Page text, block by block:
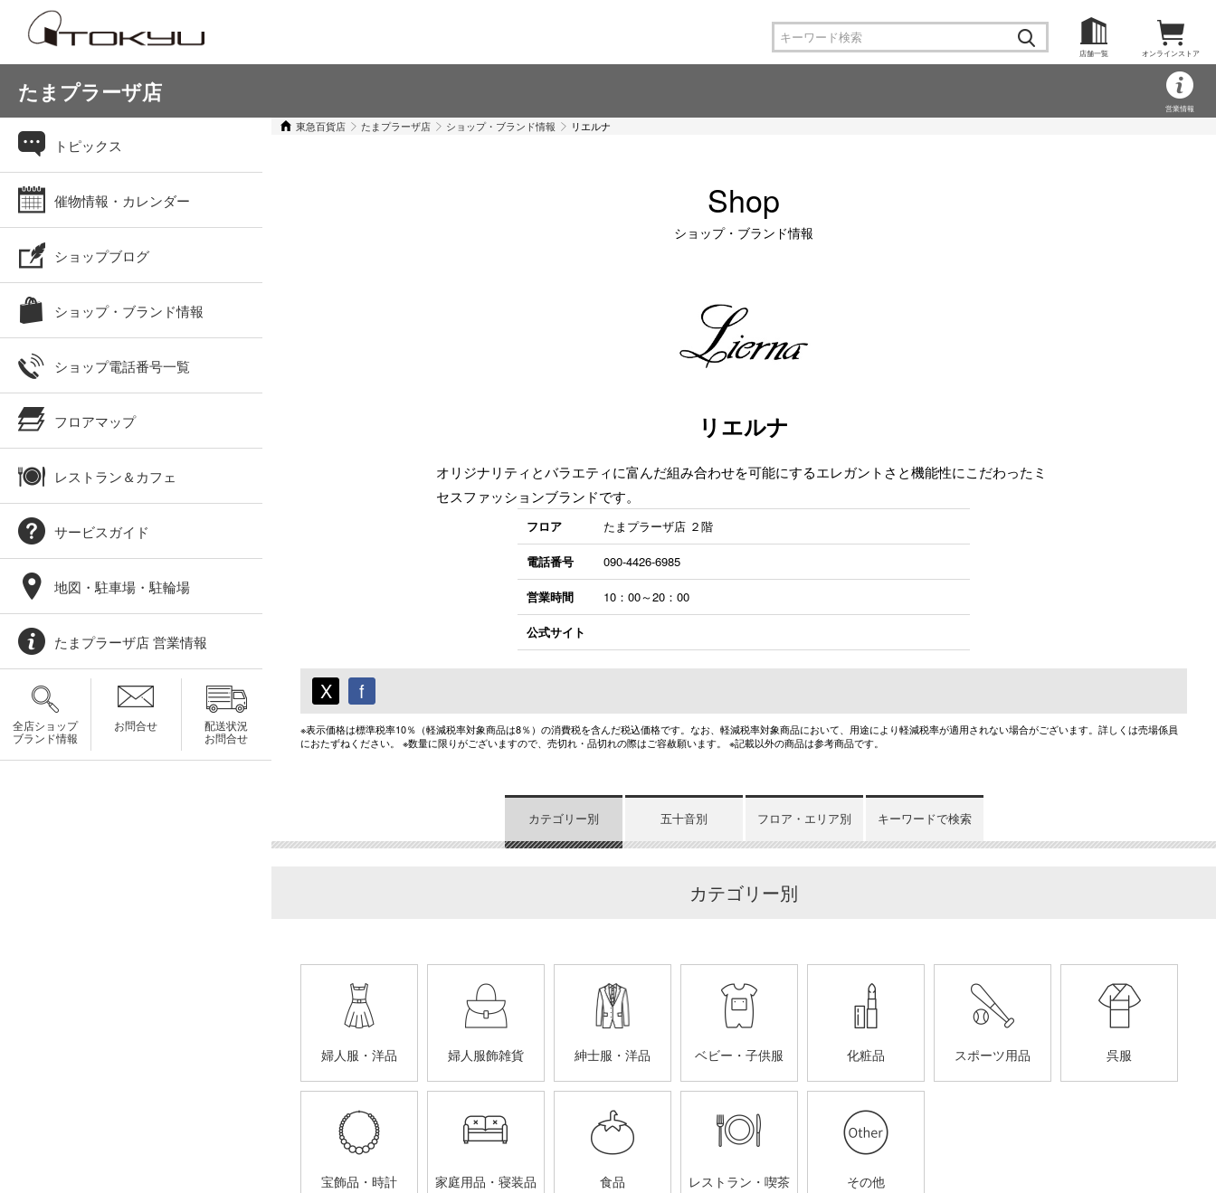
オンラインストア
店舗一覧
たまプラーザ店
営業情報
東急百貨店 たまプラーザ店 ショップ・ブランド情報 リエルナ
Shop
ショップ・ブランド情報
リエルナ
オリジナリティとバラエティに富んだ組み合わせを可能にするエレガントさと機能性にこだわったミ
セスファッションブランドです。
フロア たまプラーザ店 ２階
電話番号 090-4426-6985
営業時間 10：00～20：00
公式サイト
X f
※表示価格は標準税率10％（軽減税率対象商品は8％）の消費税を含んだ税込価格です。なお、軽減税率対象商品において、用途により軽減税率が適用されない場合がございます。詳しくは売場係員
におたずねください。 ※数量に限りがございますので、売切れ・品切れの際はご容赦願います。 ※記載以外の商品は参考商品です。
カテゴリー別 五十音別 フロア・エリア別 キーワードで検索
カテゴリー別
婦人服・洋品 婦人服飾雑貨 紳士服・洋品 ベビー・子供服 化粧品 スポーツ用品 呉服
宝飾品・時計 家庭用品・寝装品 食品 レストラン・喫茶 その他
トピックス
催物情報・カレンダー
ショップブログ
ショップ・ブランド情報
ショップ電話番号一覧
フロアマップ
レストラン＆カフェ
サービスガイド
地図・駐車場・駐輪場
たまプラーザ店 営業情報
全店ショップ
ブランド情報
お問合せ
配送状況
お問合せ